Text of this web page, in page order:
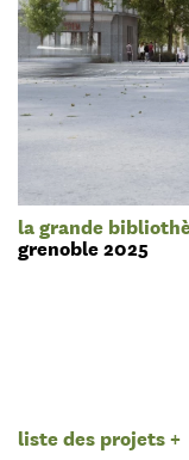
la grande
grenoble 2025
liste des projets+